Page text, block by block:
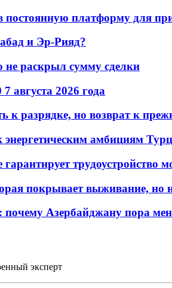
платформу для
и Эр-Рияд?
не раскрыл сумму сделки
августа 2026 года
разрядке, но возврат к
амбициям
трудоустройство
покрывает выживание, но
Азербайджану пора
эксперт